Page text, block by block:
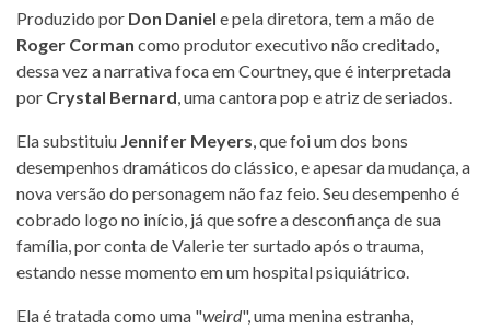
Produzido por Don Daniel e pela diretora, tem a mão de
Roger Corman como produtor executivo não creditado,
dessa vez a narrativa foca em Courtney, que é interpretada
por Crystal Bernard, uma cantora pop e atriz de seriados.
Ela substituiu Jennifer Meyers, que foi um dos bons
desempenhos dramáticos do clássico, e apesar da mudança, a
nova versão do personagem não faz feio. Seu desempenho é
cobrado logo no início, já que sofre a desconfiança de sua
família, por conta de Valerie ter surtado após o trauma,
estando nesse momento em um hospital psiquiátrico.
Ela é tratada como uma "weird", uma menina estranha,